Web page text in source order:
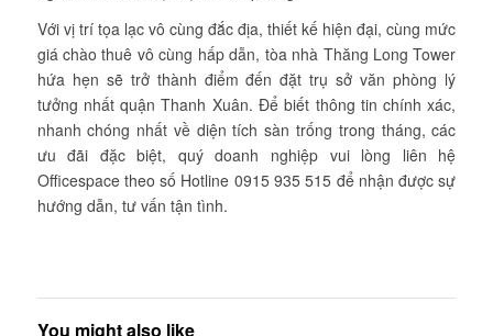
Với vị trí tọa lạc vô cùng đắc địa, thiết kế hiện đại, cùng mức
giá chào thuê vô cùng hấp dẫn, tòa nhà Thăng Long Tower
hứa hẹn sẽ trở thành điểm đến đặt trụ sở văn phòng lý
tưởng nhất quận Thanh Xuân. Để biết thông tin chính xác,
nhanh chóng nhất về diện tích sàn trống trong tháng, các
ưu đãi đặc biệt, quý doanh nghiệp vui lòng liên hệ
Officespace theo số Hotline 0915 935 515 để nhận được sự
hướng dẫn, tư vấn tận tình.
You might also like